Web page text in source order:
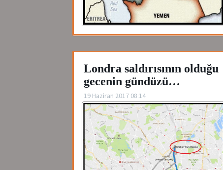
Londra saldırısının olduğu
gecenin gündüzü…
19 Haziran 2017 08:14